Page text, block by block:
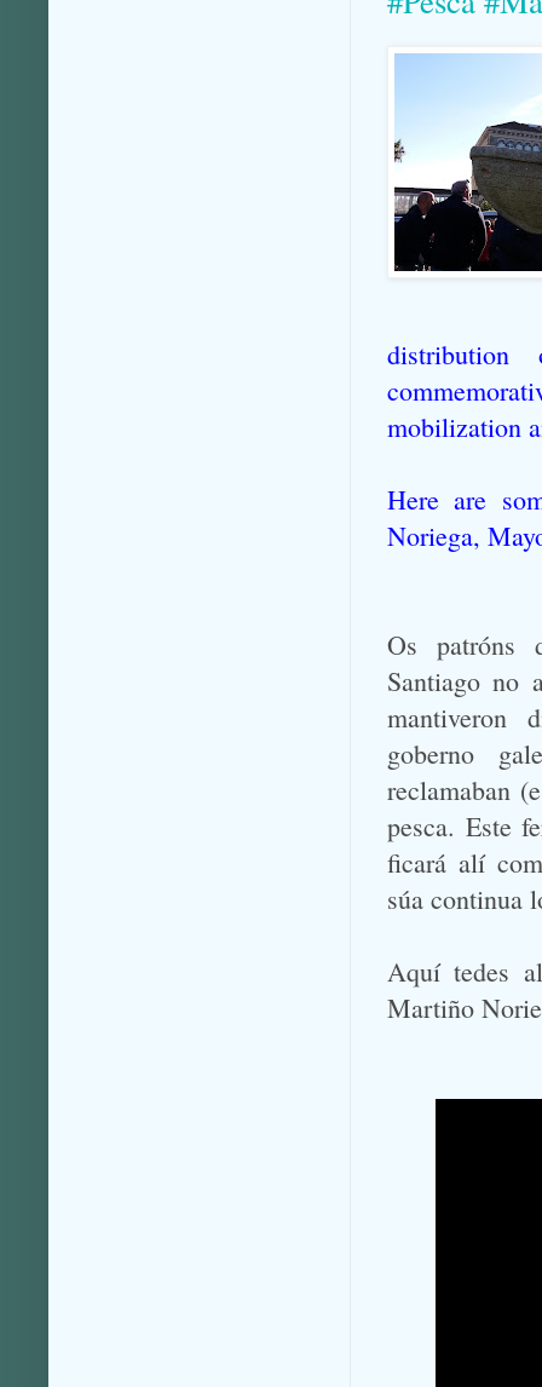
mobilization
Here are
Noriega,
Os patróns
Santiago no
mantiveron
goberno
reclamaban
pesca. Este
ficará alí
súa continua
Aquí tedes
Martiño